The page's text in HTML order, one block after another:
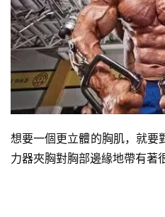
想要一個更立體的胸肌，就要
力器夾胸對胸部邊緣地帶有著